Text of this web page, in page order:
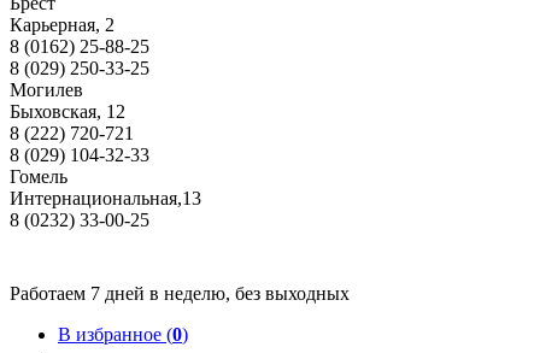
Карьерная, 2
8 (0162) 25-88-25
8 (029) 250-33-25
Могилев
Быховская, 12
8 (222) 720-721
8 (029) 104-32-33
Гомель
Интернациональная,13
8 (0232) 33-00-25
Работаем 7 дней в неделю, без выходных
В избранное (0)